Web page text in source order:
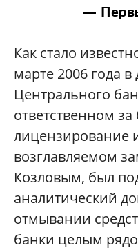
—
Как стало
марте 2006 года
Центрального
ответственном за
лицензирование
возглавляемом
Козловым, был
аналитический
отмывании
банки целым